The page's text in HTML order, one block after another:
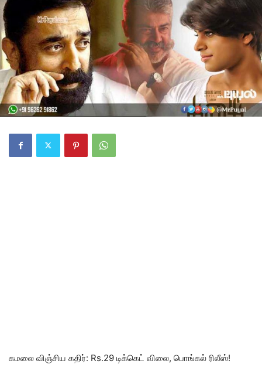
கமலை விஞ்சிய கதிர்: Rs.29 டிக்கெட் விலை, பொங்கல் ரிலீஸ்!